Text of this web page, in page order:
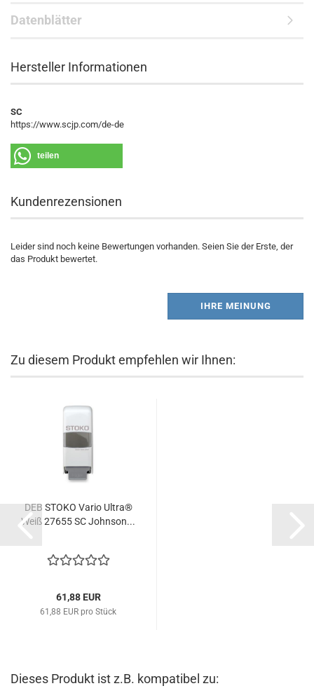
Datenblätter
Hersteller Informationen
SC
https://www.scjp.com/de-de
teilen
Kundenrezensionen
Leider sind noch keine Bewertungen vorhanden. Seien Sie der Erste, der
das Produkt bewertet.
IHRE MEINUNG
Zu diesem Produkt empfehlen wir Ihnen:
DEB STOKO Vario Ultra®
Weiß 27655 SC Johnson...
61,88 EUR
61,88 EUR pro Stück
Dieses Produkt ist z.B. kompatibel zu: